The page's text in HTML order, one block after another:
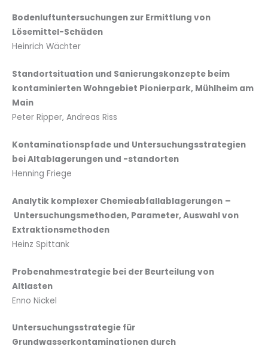
Bodenluftuntersuchungen zur Ermittlung von
Lösemittel-Schäden
Heinrich Wächter
Standortsituation und Sanierungskonzepte beim
kontaminierten Wohngebiet Pionierpark, Mühlheim am
Main
Peter Ripper, Andreas Riss
Kontaminationspfade und Untersuchungsstrategien
bei Altablagerungen und -standorten
Henning Friege
Analytik komplexer Chemieabfallablagerungen –
Untersuchungsmethoden, Parameter, Auswahl von
Extraktionsmethoden
Heinz Spittank
Probenahmestrategie bei der Beurteilung von
Altlasten
Enno Nickel
Untersuchungsstrategie für
Grundwasserkontaminationen durch